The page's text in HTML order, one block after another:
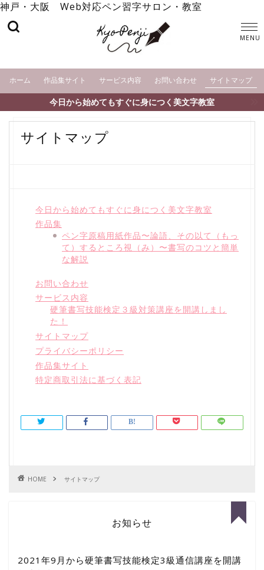
神戸・大阪 Web対応ペン習字サロン・教室
ホーム 作品集サイト サービス内容 お問い合わせ サイトマップ
今日から始めてもすぐに身につく美文字教室
サイトマップ
今日から始めてもすぐに身につく美文字教室
作品集
ペン字原稿用紙作品〜論語、その以て（もっ
て）するところ視（み）〜書写のコツと簡単
な解説
お問い合わせ
サービス内容
硬筆書写技能検定３級対策講座を開講しまし
た！
サイトマップ
プライバシーポリシー
作品集サイト
特定商取引法に基づく表記
HOME サイトマップ
お知らせ
2021年9月から硬筆書写技能検定3級通信講座を開講